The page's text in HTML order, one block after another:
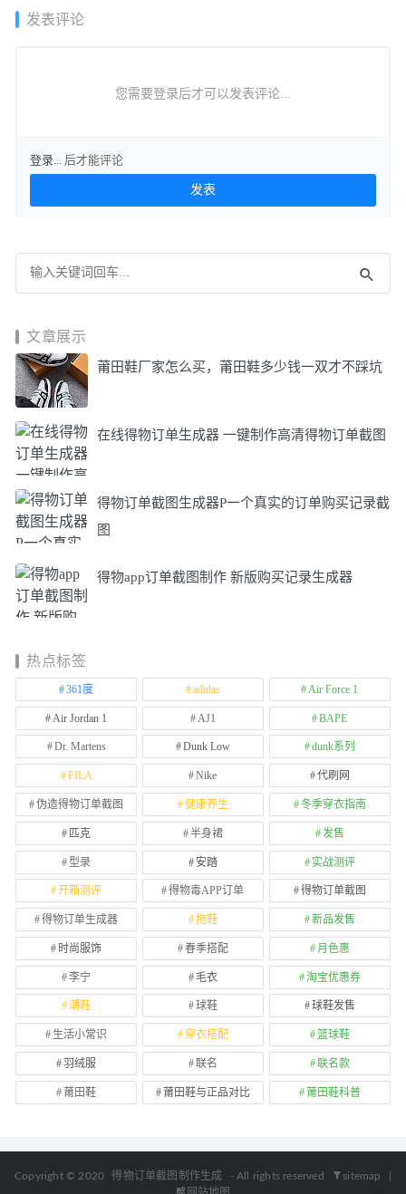
发表评论
您需要登录后才可以发表评论...
登录... 后才能评论
文章展示
莆田鞋厂家怎么买，莆田鞋多少钱一双才不踩坑
在线得物订单生成器 一键制作高清得物订单截图
得物订单截图生成器P一个真实的订单购买记录截
图
得物app订单截图制作 新版购买记录生成器
热点标签
361度 adidas Air Force 1
Air Jordan 1 AJ1 BAPE
Dr. Martens Dunk Low dunk系列
FILA Nike 代刷网
伪造得物订单截图 健康养生 冬季穿衣指南
匹克 半身裙 发售
型录 安踏 实战测评
开箱测评 得物毒APP订单 得物订单截图
得物订单生成器 拖鞋 新品发售
时尚服饰 春季搭配 月色惠
李宁 毛衣 淘宝优惠券
潮鞋 球鞋 球鞋发售
生活小常识 穿衣搭配 篮球鞋
羽绒服 联名 联名款
莆田鞋 莆田鞋与正品对比 莆田鞋科普
Copyright © 2020 得物订单截图制作生成 - All rights reserved sitemap